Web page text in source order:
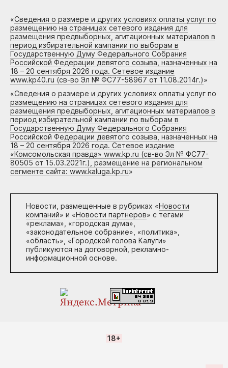
«Сведения о размере и других условиях оплаты услуг по
размещению на страницах сетевого издания для
размещения предвыборных, агитационных материалов в
период избирательной кампании по выборам в
Государственную Думу Федерального Собрания
Российской Федерации девятого созыва, назначенных на
18 – 20 сентября 2026 года. Сетевое издание
www.kp40.ru (св-во Эл № ФС77-58967 от 11.08.2014г.)»
«Сведения о размере и других условиях оплаты услуг по
размещению на страницах сетевого издания для
размещения предвыборных, агитационных материалов в
период избирательной кампании по выборам в
Государственную Думу Федерального Собрания
Российской Федерации девятого созыва, назначенных на
18 – 20 сентября 2026 года. Сетевое издание
«Комсомольская правда» www.kp.ru (св-во Эл № ФС77-
80505 от 15.03.2021г.), размещение на региональном
сегменте сайта: www.kaluga.kp.ru»
Новости, размещенные в рубриках «Новости
компаний» и «Новости партнеров» с тегами
«реклама», «городская дума»,
«законодательное собрание», «политика»,
«область», «Городской голова Калуги»
публикуются на договорной, рекламно-
информационной основе.
18+